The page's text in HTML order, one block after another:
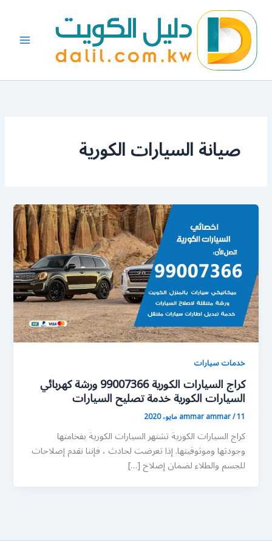
المحتوى
صيانة السيارات الكورية
خدمات سيارات
كراج السيارات الكورية 99007366 ورشة كهربائي
السيارات الكورية خدمة تصليح السيارات
ammar ammar/11 مايو، 2020
كراج السيارات الكورية تشتهر السيارات الكورية بفخامتها
وجودتها وموثوقيتها. إذا تعرضت لحادث ، فإننا نقدم إصلاحات
للجسم والطلاء لضمان إصلاح […]